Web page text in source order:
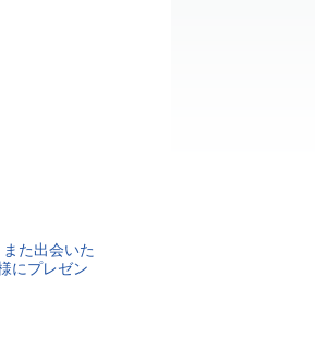
た出会いた
にプレゼン